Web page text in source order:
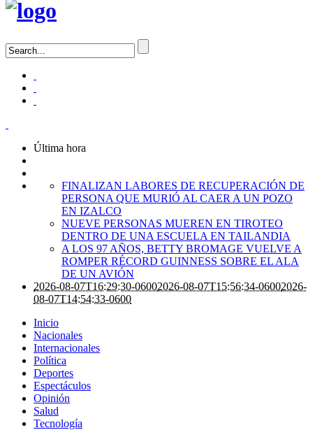
Última hora
FINALIZAN LABORES DE RECUPERACIÓN DE
PERSONA QUE MURIÓ AL CAER A UN POZO
EN IZALCO
NUEVE PERSONAS MUEREN EN TIROTEO
DENTRO DE UNA ESCUELA EN TAILANDIA
A LOS 97 AÑOS, BETTY BROMAGE VUELVE A
ROMPER RÉCORD GUINNESS SOBRE EL ALA
DE UN AVIÓN
2026-08-07T16:29:30-06002026-08-07T15:56:34-06002026-
08-07T14:54:33-0600
Inicio
Nacionales
Internacionales
Política
Deportes
Espectáculos
Opinión
Salud
Tecnología